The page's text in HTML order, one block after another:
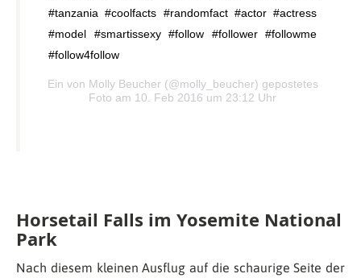
#tanzania #coolfacts #randomfact #actor #actress
#model #smartissexy #follow #follower #followme
#follow4follow
Ein von Molly Beucher (@molly_beucher) gepostetes
Foto am 10. Feb 2016 um 23:12 Uhr
Horsetail Falls im Yosemite National
Park
Nach diesem kleinen Ausflug auf die schaurige Seite der